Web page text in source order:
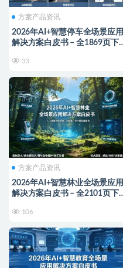
方案产品资讯
2026年AI+智慧停车全场景应用
解决方案白皮书 – 全1869页下
33
方案产品资讯
2026年AI+智慧林业全场景应用
解决方案白皮书 – 全2101页下
106